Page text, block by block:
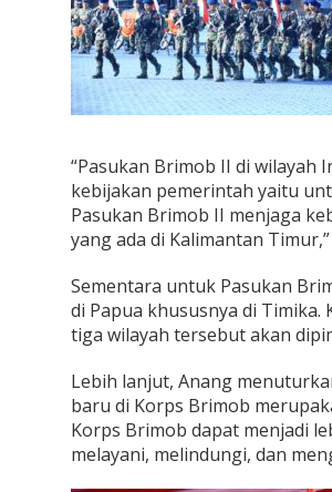
“Pasukan Brimob II di wilayah
kebijakan pemerintah yaitu
Pasukan Brimob II menjaga
yang ada di Kalimantan
Sementara untuk Pasukan
di Papua khususnya di Timika.
tiga wilayah tersebut akan
Lebih lanjut, Anang
baru di Korps Brimob
Korps Brimob dapat menjadi
melayani, melindungi, dan